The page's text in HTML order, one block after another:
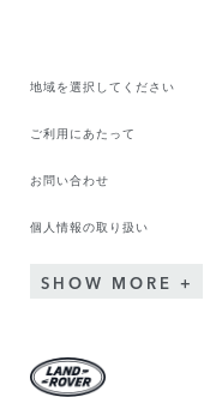
地域を選択してください​
ご利用にあたって
お問い合わせ
個人情報の取り扱い
SHOW MORE